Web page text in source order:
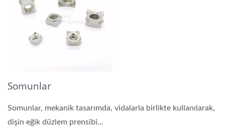
Somunlar
Somunlar, mekanik tasarımda, vidalarla birlikte kullanılarak,
dişin eğik düzlem prensibi...